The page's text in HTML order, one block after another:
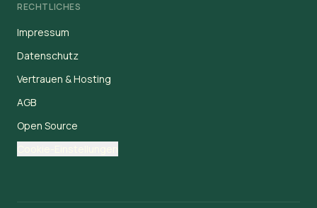
RECHTLICHES
Impressum
Datenschutz
Vertrauen & Hosting
AGB
Open Source